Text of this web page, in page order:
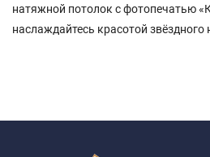
натяжной потолок с фотопечатью
наслаждайтесь красотой звёздного